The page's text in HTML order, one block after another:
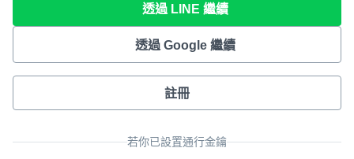
透過 LINE 繼續
透過 Google 繼續
註冊
若你已設置通行金鑰